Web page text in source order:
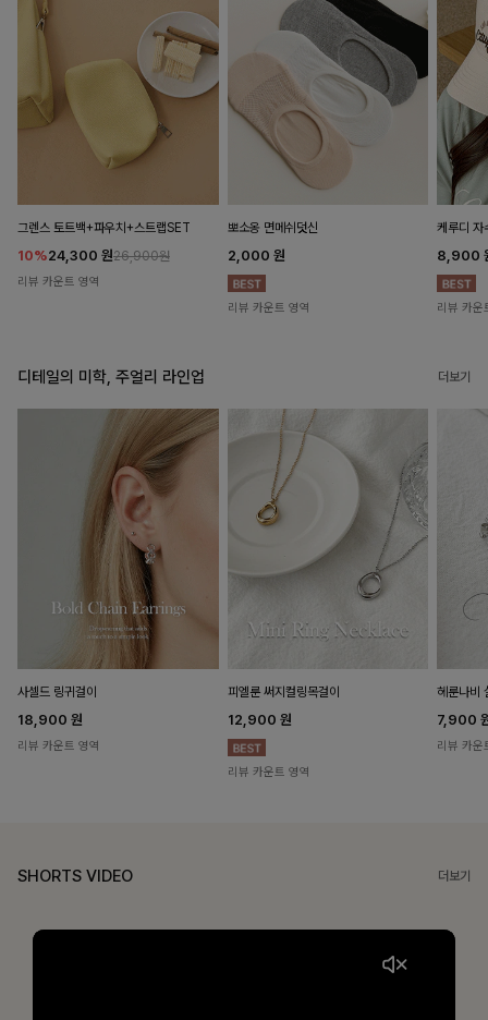
그렌스 토트백+파우치+스트랩SET
10%24,300 원26,900원
리뷰 카운트 영역
뽀소옹 면메쉬덧신
2,000 원
리뷰 카운트 영역
케루디 자
8,900
리뷰 카운
디테일의 미학, 주얼리 라인업 더보기
사셀드 링귀걸이
18,900 원
리뷰 카운트 영역
피엘룬 써지컬링목걸이
12,900 원
리뷰 카운트 영역
헤룬나비
7,900
리뷰 카운
SHORTS VIDEO 더보기